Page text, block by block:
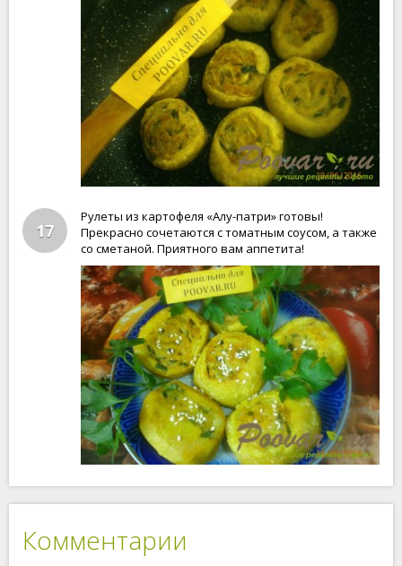
17
Рулеты из картофеля «Алу-патри» готовы!
Прекрасно сочетаются с томатным соусом, а также
со сметаной. Приятного вам аппетита!
Комментарии